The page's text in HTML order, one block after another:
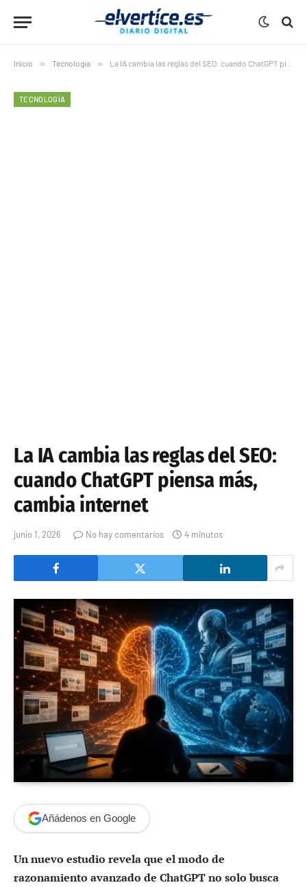
Inicio » Tecnología » La IA cambia las reglas del SEO: cuando ChatGPT piensa más, cambia internet
TECNOLOGÍA
La IA cambia las reglas del SEO:
cuando ChatGPT piensa más,
cambia internet
junio 1, 2026 No hay comentarios 4 minutos
Añádenos en Google
Un nuevo estudio revela que el modo de
razonamiento avanzado de ChatGPT no solo busca